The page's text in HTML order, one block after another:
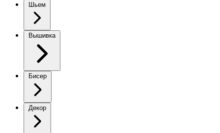
Шьем
Вышивка
Бисер
Декор